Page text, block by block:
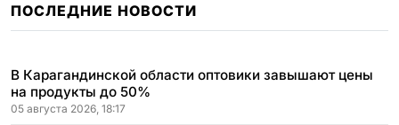
ПОСЛЕДНИЕ НОВОСТИ
В Карагандинской области оптовики завышают цены
на продукты до 50%
05 августа 2026, 18:17